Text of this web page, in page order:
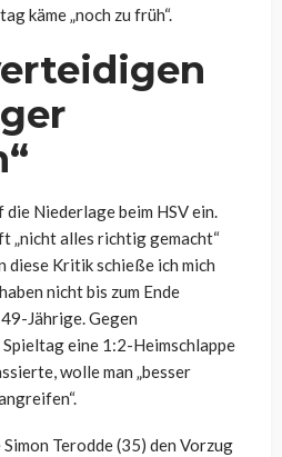
käme „noch zu früh“.
die Niederlage beim HSV ein.
„nicht alles richtig gemacht“
diese Kritik schieße ich mich
nicht bis zum Ende
Jährige. Gegen
eine 1:2-Heimschlappe
wolle man „besser
Terodde (35) den Vorzug